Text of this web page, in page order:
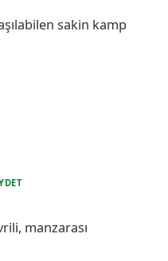
sakin kamp
manzarası